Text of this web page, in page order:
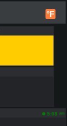
°F
5:08 am